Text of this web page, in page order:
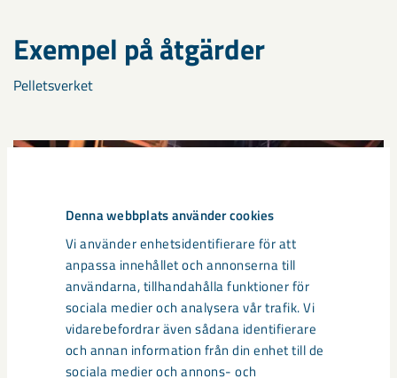
Denna webbplats använder cookies
Vi använder enhetsidentifierare för att
anpassa innehållet och annonserna till
användarna, tillhandahålla funktioner för
sociala medier och analysera vår trafik. Vi
vidarebefordrar även sådana identifierare
och annan information från din enhet till de
sociala medier och annons- och
Exempel på åtgärder
Pelletsverket